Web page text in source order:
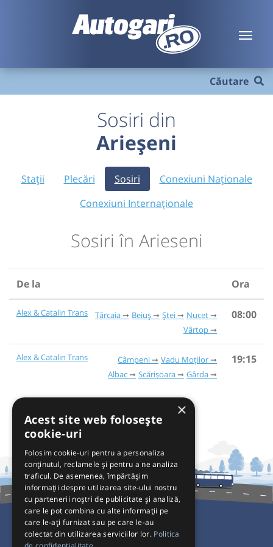
Căutare
Sosiri din
Arieșeni
Stații Plecări Sosiri
Conexiuni Naționale
Conexiuni Internaționale
Sosiri în Arieseni
De la Ora
Alex & Catalin Trans Tărcaia Beiuș Ștei
Nucet
Vârtop
08:00
Alex & Catalin Trans Câmpeni
Vadu Moților
Albac
Scărișoara Gârda
19:15
Pentru Călători
×
Acest site web folosește
cookie-uri
Folosim cookie-uri pentru a personaliza
conținutul, reclamele și pentru a ne analiza
traficul. De asemenea, împărtășim
informații despre utilizarea site-ului nostru
cu partenerii noștri de publicitate și analiză,
care le pot combina cu alte informații pe
care le-ați furnizat sau pe care le-au
colectat din utilizarea serviciilor lor. Politica